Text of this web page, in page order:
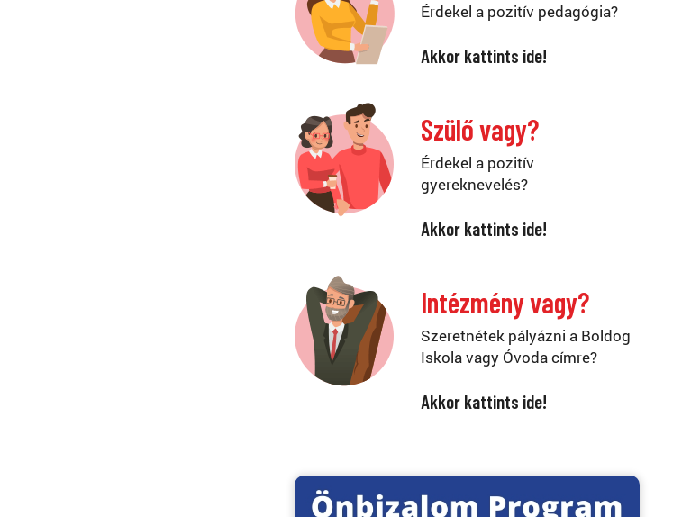
Érdekel a pozitív pedagógia?
Akkor kattints ide!
Szülő vagy?
Érdekel a pozitív
gyereknevelés?
Akkor kattints ide!
Intézmény vagy?
Szeretnétek pályázni a Boldog
Iskola vagy Óvoda címre?
Akkor kattints ide!